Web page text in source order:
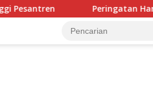
Peringatan Hardiknas; Gubernur